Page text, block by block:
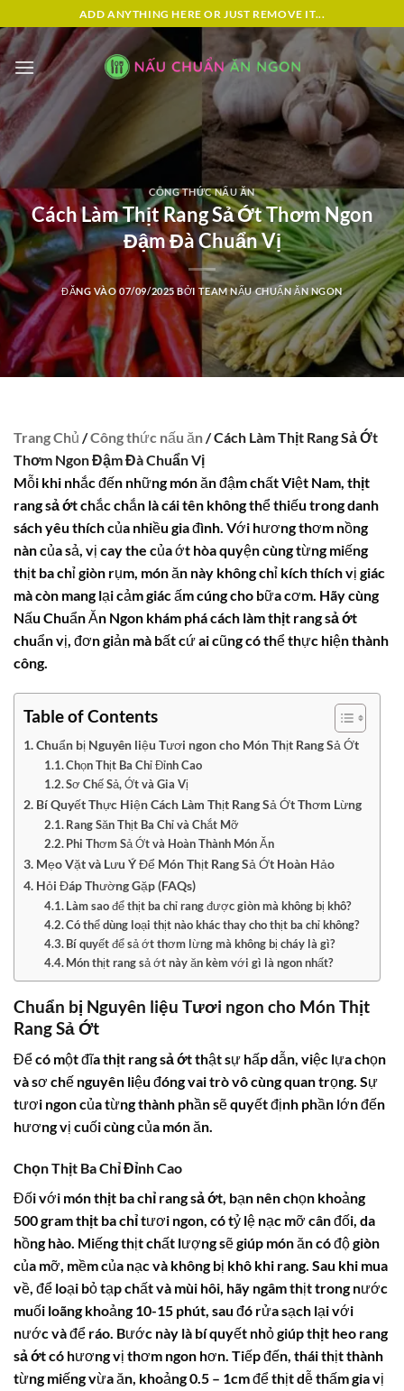
qua
nội
dung
ADD ANYTHING HERE OR JUST REMOVE IT...
CÔNG THỨC NẤU ĂN
Cách Làm Thịt Rang Sả Ớt Thơm Ngon
Đậm Đà Chuẩn Vị
ĐĂNG VÀO07/09/2025BỞI TEAM NẤU CHUẨN ĂN NGON
Trang Chủ /Công thức nấu ăn/ Cách Làm Thịt Rang Sả Ớt
Thơm Ngon Đậm Đà Chuẩn Vị
Mỗi khi nhắc đến những món ăn đậm chất Việt Nam, thịt
rang sả ớtchắc chắn là cái tên không thể thiếu trong danh
sách yêu thích của nhiều gia đình. Với hương thơm nồng
nàn của sả, vị cay the của ớt hòa quyện cùng từng miếng
thịt ba chỉ giòn rụm, món ăn này không chỉ kích thích vị giác
mà còn mang lại cảm giác ấm cúng cho bữa cơm. Hãy cùng
Nấu Chuẩn Ăn Ngon khám phácách làm thịt rang sả ớt
chuẩn vị, đơn giản mà bất cứ ai cũng có thể thực hiện thành
công.
Table of Contents
Chuẩn bị Nguyên liệu Tươi ngon cho Món Thịt Rang Sả Ớt
Chọn Thịt Ba Chỉ Đỉnh Cao
Sơ Chế Sả, Ớt và Gia Vị
Bí Quyết Thực Hiện Cách Làm Thịt Rang Sả Ớt Thơm Lừng
Rang Săn Thịt Ba Chỉ và Chắt Mỡ
Phi Thơm Sả Ớt và Hoàn Thành Món Ăn
Mẹo Vặt và Lưu Ý Để Món Thịt Rang Sả Ớt Hoàn Hảo
Hỏi Đáp Thường Gặp (FAQs)
Làm sao để thịt ba chỉ rang được giòn mà không bị khô?
Có thể dùng loại thịt nào khác thay cho thịt ba chỉ không?
Bí quyết để sả ớt thơm lừng mà không bị cháy là gì?
Món thịt rang sả ớt này ăn kèm với gì là ngon nhất?
Chuẩn bị Nguyên liệu Tươi ngon cho Món Thịt
Rang Sả Ớt
Để có một đĩathịt rang sả ớtthật sự hấp dẫn, việc lựa chọn
và sơ chế nguyên liệu đóng vai trò vô cùng quan trọng. Sự
tươi ngon của từng thành phần sẽ quyết định phần lớn đến
hương vị cuối cùng của món ăn.
Chọn Thịt Ba Chỉ Đỉnh Cao
Đối với mónthịt ba chỉ rang sả ớt, bạn nên chọn khoảng
500 gramthịt ba chỉtươi ngon, có tỷ lệ nạc mỡ cân đối, da
hồng hào. Miếng thịt chất lượng sẽ giúp món ăn có độ giòn
của mỡ, mềm của nạc và không bị khô khi rang. Sau khi mua
về, để loại bỏ tạp chất và mùi hôi, hãy ngâm thịt trong nước
muối loãng khoảng 10-15 phút, sau đó rửa sạch lại với
nước và để ráo. Bước này là bí quyết nhỏ giúpthịt heo rang
sả ớtcó hương vị thơm ngon hơn. Tiếp đến, thái thịt thành
từng miếng vừa ăn, khoảng 0.5 – 1cm để thịt dễ thấm gia vị